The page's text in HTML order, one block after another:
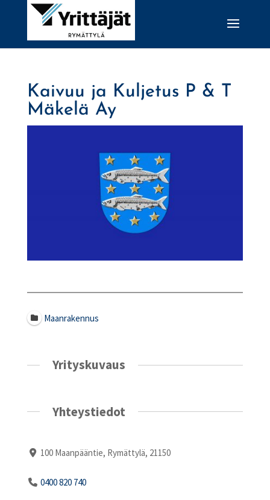
Kaivuu ja Kuljetus P & T
Mäkelä Ay
Maanrakennus
Yrityskuvaus
Yhteystiedot
100 Maanpääntie, Rymättylä, 21150
0400 820 740